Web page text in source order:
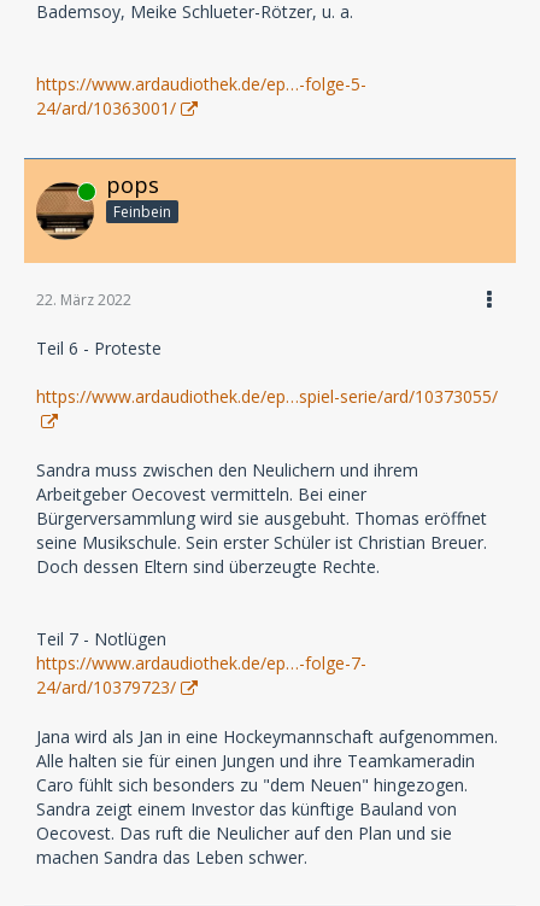
Bademsoy, Meike Schlueter-Rötzer, u. a.
https://www.ardaudiothek.de/ep…-folge-5-
24/ard/10363001/
Online pops
Feinbein
22. März 2022
Teil 6 - Proteste
https://www.ardaudiothek.de/ep…spiel-serie/ard/10373055/
Sandra muss zwischen den Neulichern und ihrem
Arbeitgeber Oecovest vermitteln. Bei einer
Bürgerversammlung wird sie ausgebuht. Thomas eröffnet
seine Musikschule. Sein erster Schüler ist Christian Breuer.
Doch dessen Eltern sind überzeugte Rechte.
Teil 7 - Notlügen
https://www.ardaudiothek.de/ep…-folge-7-
24/ard/10379723/
Jana wird als Jan in eine Hockeymannschaft aufgenommen.
Alle halten sie für einen Jungen und ihre Teamkameradin
Caro fühlt sich besonders zu "dem Neuen" hingezogen.
Sandra zeigt einem Investor das künftige Bauland von
Oecovest. Das ruft die Neulicher auf den Plan und sie
machen Sandra das Leben schwer.